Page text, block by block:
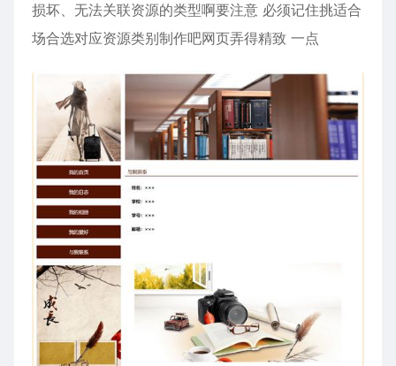
损坏、无法关联资源的类型啊要注意 必须记住挑适合
场合选对应资源类别制作吧网页弄得精致 一点